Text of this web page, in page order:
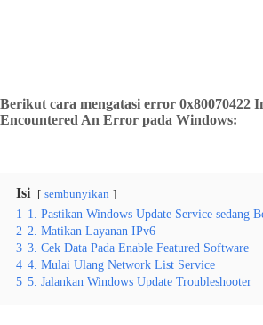
Berikut cara mengatasi error 0x80070422
Encountered An Error pada Windows:
Isi sembunyikan
1 1. Pastikan Windows Update Service sedang
2 2. Matikan Layanan IPv6
3 3. Cek Data Pada Enable Featured Software
4 4. Mulai Ulang Network List Service
5 5. Jalankan Windows Update Troubleshooter